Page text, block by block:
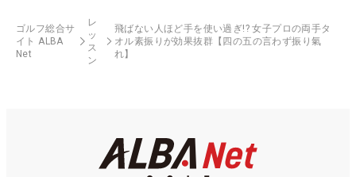
ゴルフ総合サ
イト ALBA
Net
レ
ッ
ス
ン
飛ばない人ほど手を使い過ぎ!? 女子プロの両手タ
オル素振りが効果抜群【四の五の言わず振り氣
れ】